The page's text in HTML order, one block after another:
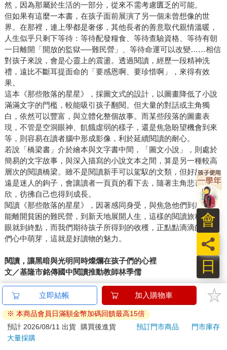
然，因為那屬於生活的一部分，從來不需考慮匱乏的可能。
但如果有這麼一本書，在孩子面前展演了另一個未曾想像的世
界。在那裡，連上學都是奢侈，其他長者的善意取代親情溫暖，
人生似乎只剩下等待：等待配發糧食、等待查驗資格、等待有朝
一日離開「開放的監獄──難民營」、等待命運可以改變……相信
對孩子來說，會是心靈上的震盪。透過閱讀，經歷一段精神洗
禮，遠比不斷耳提面命的「要感恩啊、要珍惜啊」，來得有效
果。
這本《那些散落的星星》，採圖文式的設計，以圖畫降低了小說
滿滿文字的門檻，較能吸引孩子翻閱。但大量的對話或主角獨
白，依然可以豐富，與立體化整個故事。而某些段落的圖畫表
現，不管是空洞眼神、飢餓虛弱的樣子，還是焦急盼望機會到來
等，則容易在讀者腦中形成影像，利於延續閱讀的耐心。
若說「橋梁書」介於繪本與文字書中間，「圖文小說」，則處於
簡易的文字故事，與深入描寫的小說文本之間，算是另一種較高
層次的閱讀橋梁。雖不是閱讀新手可以駕馭的文類，但好故事永
遠是迷人的鉤子，會讓讀者一頁頁的看下去，隨著主角悲喜歡
欣，彷彿自己也得到成長。
閱讀《那些散落的星星》，因著感同身受，與焦急他們到底能不
能離開貧困的難民營，到新天地展開人生，這樣的閱讀旅程，轉
眼就到終點，而我們期待孩子所得到的收穫，正點點滴滴的在他
們心中萌芽，這就是好讀物的魅力。
閱讀，讓黑暗與光明同時燦爛在孩子們的心裡
文／基隆市銘傳國中閱讀推動教師林季儒
在疫情起伏、硝煙溢漫的時代，沒有人可以置身事外──在教育現
場中，政治動盪與經濟局勢漸漸已然成為孩子們課室裡最不安的
討論話題。當現實把一切嗚咽調成靜音，在信仰收不到任何訊
號，在無助的惶怖永遠滿格下，當期望值和變異數不再是數學考
卷上可求正解的試題時──閱讀，就成了孩子們翻轉生命證明題的
立即結帳 加入購物車
※ 本商品會員日滿額金幣加碼回饋最高15倍
預計 2026/08/11 出貨
購買後進貨 預訂門市商品
門市庫存
大量採購
日
員
會